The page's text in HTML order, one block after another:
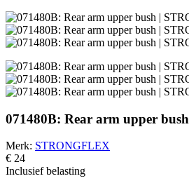
071480B: Rear arm upper bush
Merk: STRONGFLEX
€ 24
Inclusief belasting